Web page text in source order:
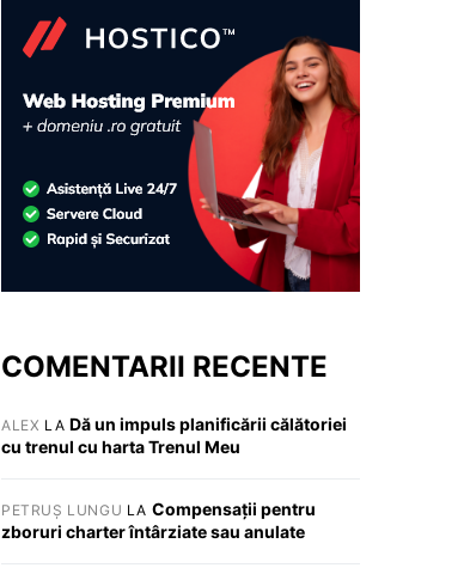
COMENTARII RECENTE
ALEX LA Dă un impuls planificării călătoriei
cu trenul cu harta Trenul Meu
PETRUȘ LUNGU LA Compensații pentru
zboruri charter întârziate sau anulate